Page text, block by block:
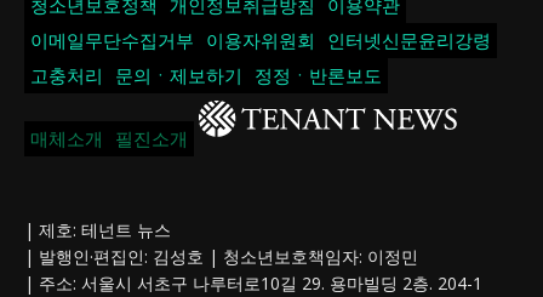
청소년보호정책 개인정보취급방침
이용약관
이메일무단수집거부
이용자위원회
인터넷신문윤리강령
고충처리
문의ㆍ제보하기 정정ㆍ반론보도
매체소개 필진소개
| 제호: 테넌트 뉴스
| 발행인·편집인: 김성호 | 청소년보호책임자: 이정민
| 주소: 서울시 서초구 나루터로10길 29. 용마빌딩 2층. 204-1